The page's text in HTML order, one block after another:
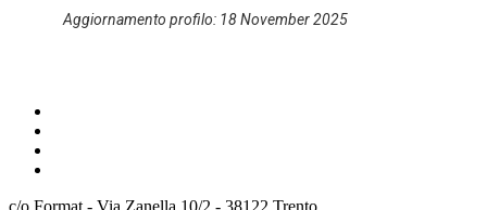
Aggiornamento profilo: 18 November 2025
c/o Format - Via Zanella 10/2 - 38122 Trento